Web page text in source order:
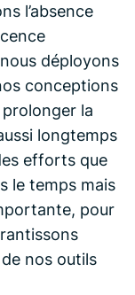
l’absence
déployons
conceptions
la
longtemps
efforts que
le temps mais
pour
nos outils